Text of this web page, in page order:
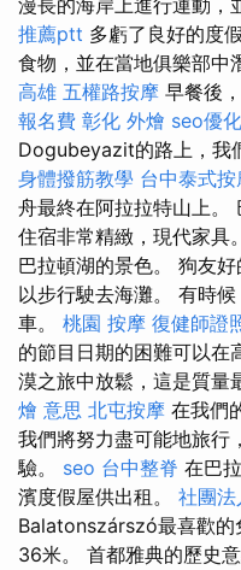
漫長的海岸上進行運動，
推薦ptt 多虧了良好的度
食物，並在當地俱樂部中
高雄 五權路按摩 早餐後
報名費 彰化 外燴 seo優化
Dogubeyazit的路上，我
身體撥筋教學 台中泰式
舟最終在阿拉拉特山上。
住宿非常精緻，現代家具
巴拉頓湖的景色。 狗友
以步行駛去海灘。 有時
車。 桃園 按摩 復健師證
的節目日期的困難可以
漠之旅中放鬆，這是質量
燴 意思 北屯按摩 在我們
我們將努力盡可能地旅行
驗。 seo 台中整脊 在巴
濱度假屋供出租。 社團法
Balatonszárszó最喜歡的
36米。 首都雅典的歷史